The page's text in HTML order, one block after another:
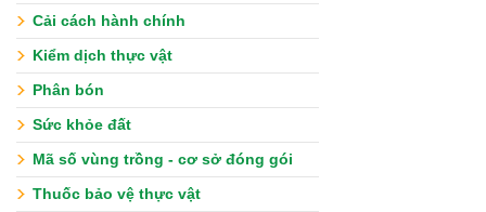
Cải cách hành chính
Kiểm dịch thực vật
Phân bón
Sức khỏe đất
Mã số vùng trồng - cơ sở đóng gói
Thuốc bảo vệ thực vật